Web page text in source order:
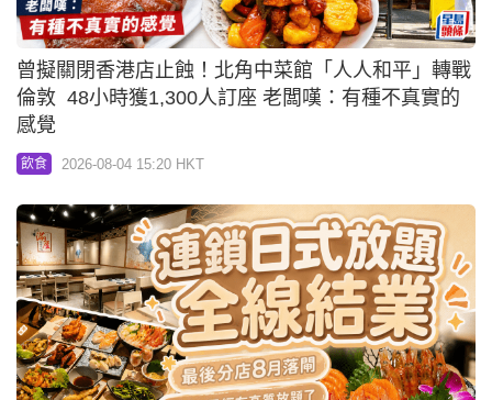
曾擬關閉香港店止蝕！北角中菜館「人人和平」轉戰
倫敦 48小時獲1,300人訂座 老闆嘆：有種不真實的
感覺
飲食 2026-08-04 15:20 HKT